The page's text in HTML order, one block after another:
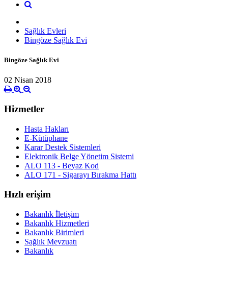
Sağlık Evleri
Bingöze Sağlık Evi
Bingöze Sağlık Evi
02 Nisan 2018
Hizmetler
Hasta Hakları
E-Kütüphane
Karar Destek Sistemleri
Elektronik Belge Yönetim Sistemi
ALO 113 - Beyaz Kod
ALO 171 - Sigarayı Bırakma Hattı
Hızlı erişim
Bakanlık İletişim
Bakanlık Hizmetleri
Bakanlık Birimleri
Sağlık Mevzuatı
Bakanlık